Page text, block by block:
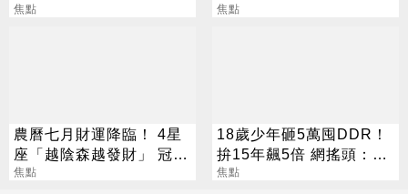
郭董獨自公園散步
焦點
貨 專家揭真相
焦點
農曆七月財運降臨！ 4星
座「越陰森越發財」 冠軍
賺到翻
焦點
18歲少年砸5萬囤DDR！
拚15年飆5倍 網搖頭：會
報廢
焦點